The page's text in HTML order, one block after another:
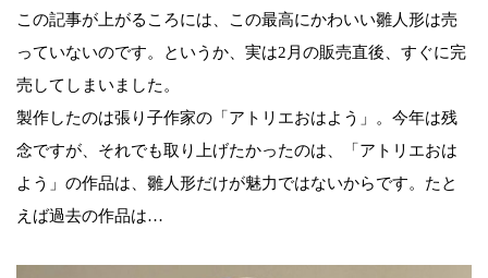
この記事が上がるころには、この最高にかわいい雛人形は売
っていないのです。というか、実は2月の販売直後、すぐに完
売してしまいました。
製作したのは張り子作家の「アトリエおはよう」。今年は残
念ですが、それでも取り上げたかったのは、「アトリエおは
よう」の作品は、雛人形だけが魅力ではないからです。たと
えば過去の作品は…